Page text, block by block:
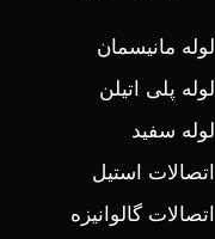
لوله مانیسمان
لوله پلی اتیلن
لوله سفید
اتصالات استیل
اتصالات گالوانیزه